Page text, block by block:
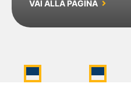
VAI ALLA PAGINA